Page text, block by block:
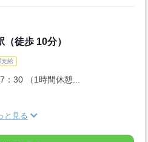
徒歩 10分）
支給
：30 （1時間休憩...
と見る